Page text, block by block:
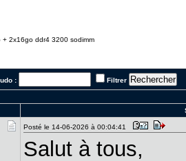
2x16go ddr4 3200 sodimm
: Filtrer
Posté le 14-06-2026 à 00:04:41
Salut à tous,